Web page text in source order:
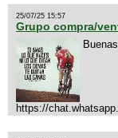
25/07/25 15:57
Grupo compra/
https://